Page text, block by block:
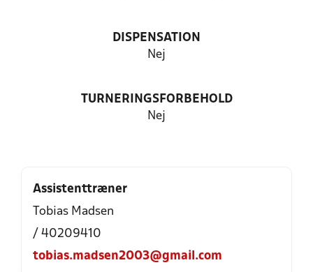
DISPENSATION
Nej
TURNERINGSFORBEHOLD
Nej
Assistenttræner
Tobias Madsen
/ 40209410
tobias.madsen2003@gmail.com